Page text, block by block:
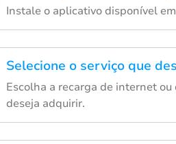
Instale o aplicativo disponível
Selecione o serviço que
Escolha a recarga de internet ou
deseja adquirir.